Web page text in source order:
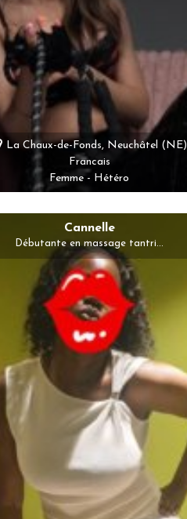
La Chaux-de-Fonds, Neuchâtel (NE)
Francais
Femme - Hétéro
Cannelle
Débutante en massage tantri...